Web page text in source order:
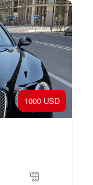
1000 USD